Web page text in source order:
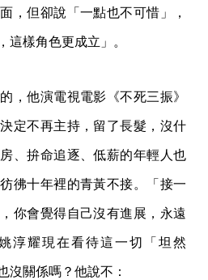
，但卻說「一點也不可惜」，
這樣角色更成立」。
，他演電視電影《不死三振》
定不再主持，留了長髮，沒什
、拚命追逐、低薪的年輕人也
彿十年裡的青黃不接。「接一
你會覺得自己沒有進展，永遠
淳耀現在看待這一切「坦然
沒關係嗎？他說不：